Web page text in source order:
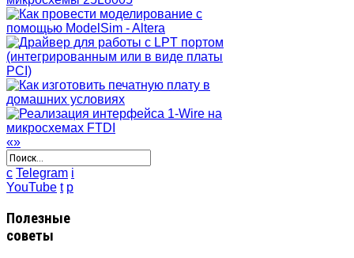
«»
c Telegram i
YouTube t p
Полезные
советы